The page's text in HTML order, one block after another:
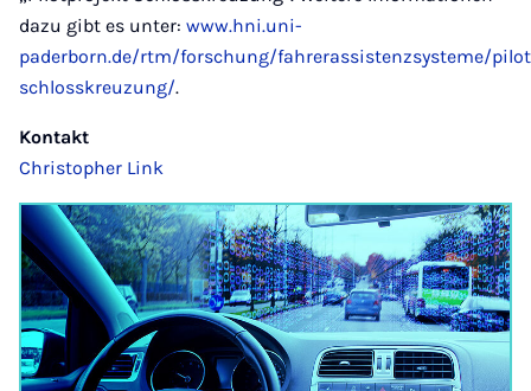
dazu gibt es unter: www.hni.uni-
paderborn.de/rtm/forschung/fahrerassistenzsysteme/
schlosskreuzung/.
Kontakt
Christopher Link